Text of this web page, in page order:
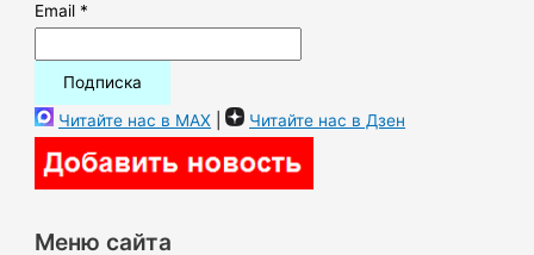
Email *
Читайте нас в MAX | Читайте нас в Дзен
Меню сайта